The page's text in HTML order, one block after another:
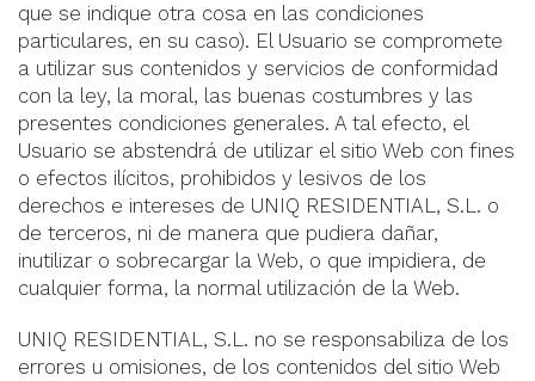
que se indique otra cosa en las condiciones
particulares, en su caso). El Usuario se compromete
a utilizar sus contenidos y servicios de conformidad
con la ley, la moral, las buenas costumbres y las
presentes condiciones generales. A tal efecto, el
Usuario se abstendrá de utilizar el sitio Web con fines
o efectos ilícitos, prohibidos y lesivos de los
derechos e intereses de UNIQ RESIDENTIAL, S.L. o
de terceros, ni de manera que pudiera dañar,
inutilizar o sobrecargar la Web, o que impidiera, de
cualquier forma, la normal utilización de la Web.
UNIQ RESIDENTIAL, S.L. no se responsabiliza de los
errores u omisiones, de los contenidos del sitio Web